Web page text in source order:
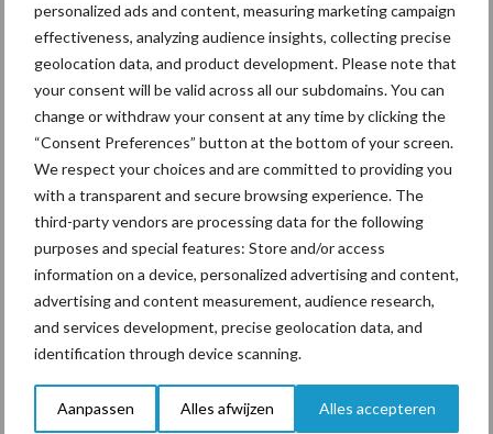
personalized ads and content, measuring marketing campaign
effectiveness, analyzing audience insights, collecting precise
geolocation data, and product development. Please note that
your consent will be valid across all our subdomains. You can
change or withdraw your consent at any time by clicking the
“Consent Preferences” button at the bottom of your screen.
We respect your choices and are committed to providing you
with a transparent and secure browsing experience. The
third-party vendors are processing data for the following
purposes and special features: Store and/or access
information on a device, personalized advertising and content,
advertising and content measurement, audience research,
and services development, precise geolocation data, and
identification through device scanning.
Aanpassen Alles afwijzen Alles accepteren
Onderzoek wijst uit dat de vier plaatsen waar de eerste
verschijnselen van blauwtong werden waargenomen,
waarschijnlijk ook de eerst besmette plekken in Nederland zijn
geweest. “Breed opgezet onderzoek van bulktankmelkmonsters
Lees meer
Van onze
Heus
Wat kun
je doen
blauwto
ng te
18 oktober 2023